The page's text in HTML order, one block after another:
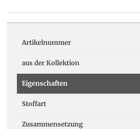
Artikelnummer
aus der Kollektion
Eigenschaften
Stoffart
Zusammensetzung